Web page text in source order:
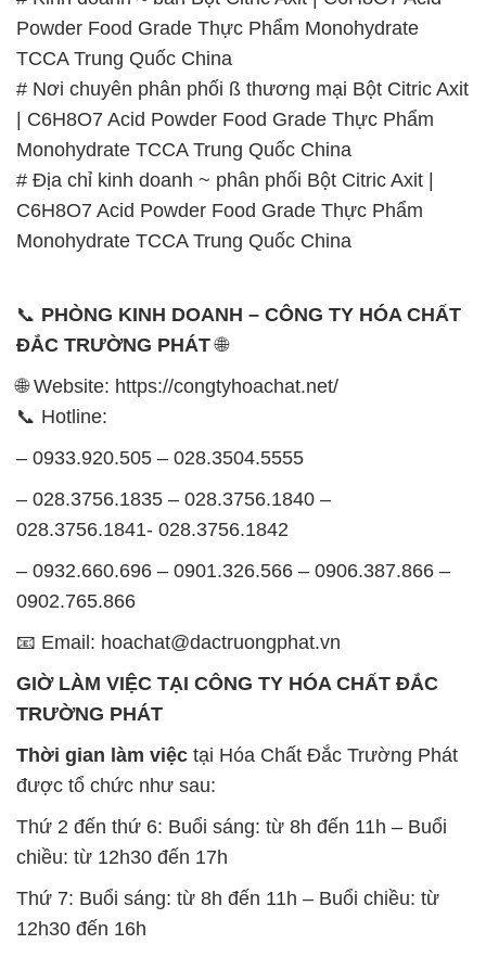
Powder Food Grade Thực Phẩm Monohydrate
TCCA Trung Quốc China
# Nơi chuyên phân phối ß thương mại Bột Citric Axit
| C6H8O7 Acid Powder Food Grade Thực Phẩm
Monohydrate TCCA Trung Quốc China
# Địa chỉ kinh doanh ~ phân phối Bột Citric Axit |
C6H8O7 Acid Powder Food Grade Thực Phẩm
Monohydrate TCCA Trung Quốc China
📞 PHÒNG KINH DOANH – CÔNG TY HÓA CHẤT
ĐẮC TRƯỜNG PHÁT🌐
🌐 Website: https://congtyhoachat.net/
📞 Hotline:
– 0933.920.505 – 028.3504.5555
– 028.3756.1835 – 028.3756.1840 –
028.3756.1841- 028.3756.1842
– 0932.660.696 – 0901.326.566 – 0906.387.866 –
0902.765.866
📧 Email: hoachat@dactruongphat.vn
GIỜ LÀM VIỆC TẠI CÔNG TY HÓA CHẤT ĐẮC
TRƯỜNG PHÁT
Thời gian làm việc tại Hóa Chất Đắc Trường Phát
được tổ chức như sau:
Thứ 2 đến thứ 6: Buổi sáng: từ 8h đến 11h – Buổi
chiều: từ 12h30 đến 17h
Thứ 7: Buổi sáng: từ 8h đến 11h – Buổi chiều: từ
12h30 đến 16h